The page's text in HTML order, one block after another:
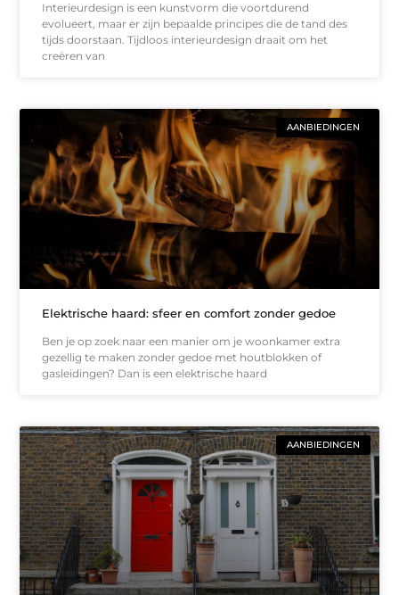
Interieurdesign is een kunstvorm die voortdurend
evolueert, maar er zijn bepaalde principes die de tand des
tijds doorstaan. Tijdloos interieurdesign draait om het
creëren van
AANBIEDINGEN
Elektrische haard: sfeer en comfort zonder gedoe
Ben je op zoek naar een manier om je woonkamer extra
gezellig te maken zonder gedoe met houtblokken of
gasleidingen? Dan is een elektrische haard
AANBIEDINGEN